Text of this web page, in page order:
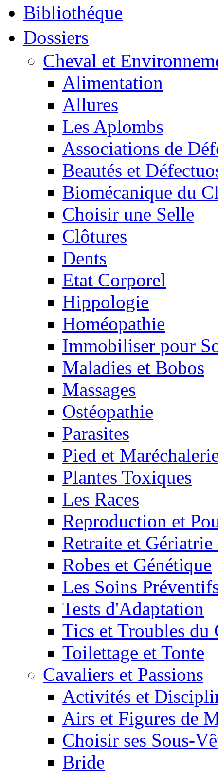
Bibliothéque
Dossiers
Cheval et
Alimentation
Allures
Les Aplombs
Associations de
Beautés et
Biomécanique du
Choisir une Selle
Clôtures
Dents
Etat Corporel
Hippologie
Homéopathie
Immobiliser pour
Maladies et Bobos
Massages
Ostéopathie
Parasites
Pied et
Plantes Toxiques
Les Races
Reproduction et
Retraite et
Robes et Génétique
Les Soins
Tests d'Adaptation
Tics et Troubles du
Toilettage et Tonte
Cavaliers et Passions
Activités et
Airs et Figures de
Choisir ses Sous-
Bride